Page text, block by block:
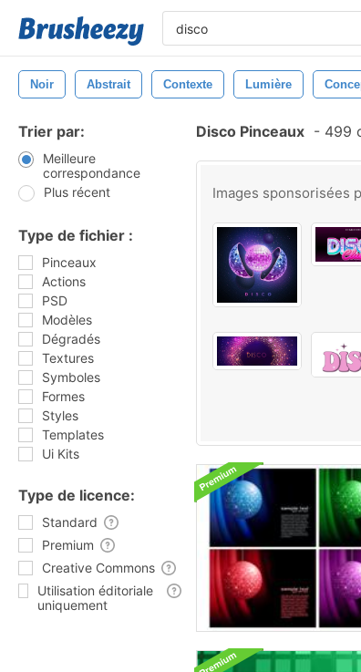
Noir Abstrait Contexte Lumière
Trier par:
Meilleure
correspondance
Plus récent
Type de fichier :
Pinceaux
Actions
PSD
Modèles
Dégradés
Textures
Symboles
Formes
Styles
Templates
Ui Kits
Type de licence:
Standard
Premium
Creative Commons
Utilisation éditoriale
uniquement
Disco Pinceaux - 499
Images sponsorisées